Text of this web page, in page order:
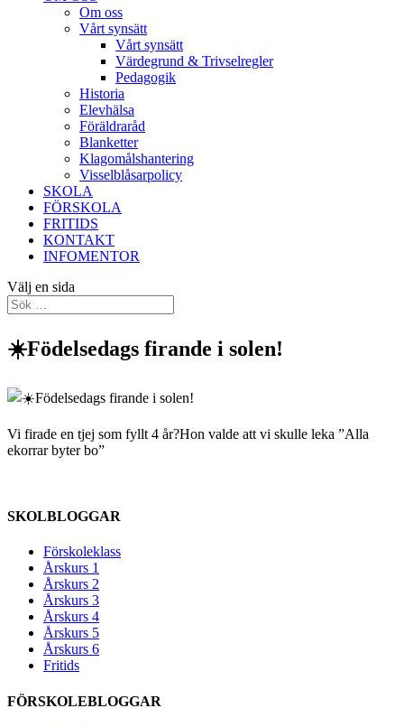
Om oss
Vårt synsätt
Vårt synsätt
Värdegrund & Trivselregler
Pedagogik
Historia
Elevhälsa
Föräldraråd
Blanketter
Klagomålshantering
Visselblåsarpolicy
SKOLA
FÖRSKOLA
FRITIDS
KONTAKT
INFOMENTOR
Välj en sida
☀️Födelsedags firande i solen!
Vi firade en tjej som fyllt 4 år?Hon valde att vi skulle leka ”Alla
ekorrar byter bo”
SKOLBLOGGAR
Förskoleklass
Årskurs 1
Årskurs 2
Årskurs 3
Årskurs 4
Årskurs 5
Årskurs 6
Fritids
FÖRSKOLEBLOGGAR